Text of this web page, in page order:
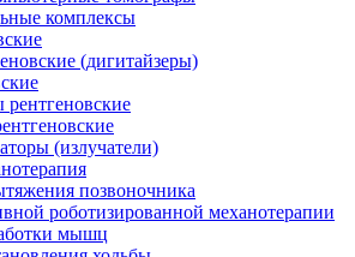
комплексы
(дигитайзеры)
(излучатели)
позвоночника
роботизированной механотерапии
мышц